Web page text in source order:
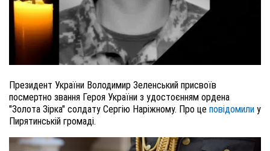
Президент України Володимир Зеленський присвоїв
посмертно звання Героя України з удостоєнням ордена
"Золота Зірка" солдату Сергію Наріжному. Про це повідомили у
Пирятинській громаді.